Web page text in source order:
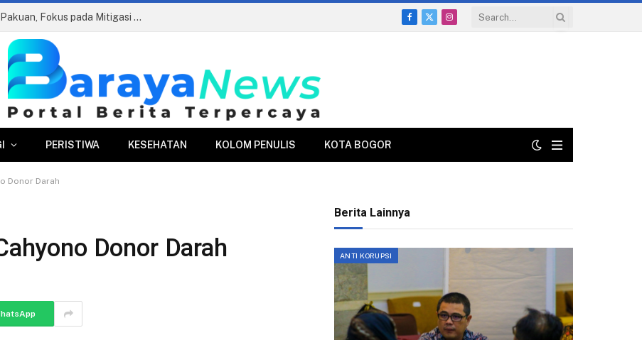
Edukasi Antikorupsi di Perumda Tirta Pakuan, Fokus pada Mitigasi Risiko dan AGHT
Facebook
X
Instagram
PERISTIWA KESEHATAN KOLOM PENULIS KOTA BOGOR
Donor Darah
Donor Darah
Berita Lainnya
ANTI KORUPSI